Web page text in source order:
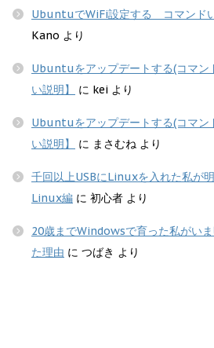
UbuntuでWiFi設定する コマンド
Kano より
Ubuntuをアップデートする(コマン
い説明】
に kei より
Ubuntuをアップデートする(コマン
い説明】
に まさむね より
千回以上USBにLinuxを入れた私が
Linux編 に 初心者 より
20歳までWindowsで育った私がい
た理由 に つばき より